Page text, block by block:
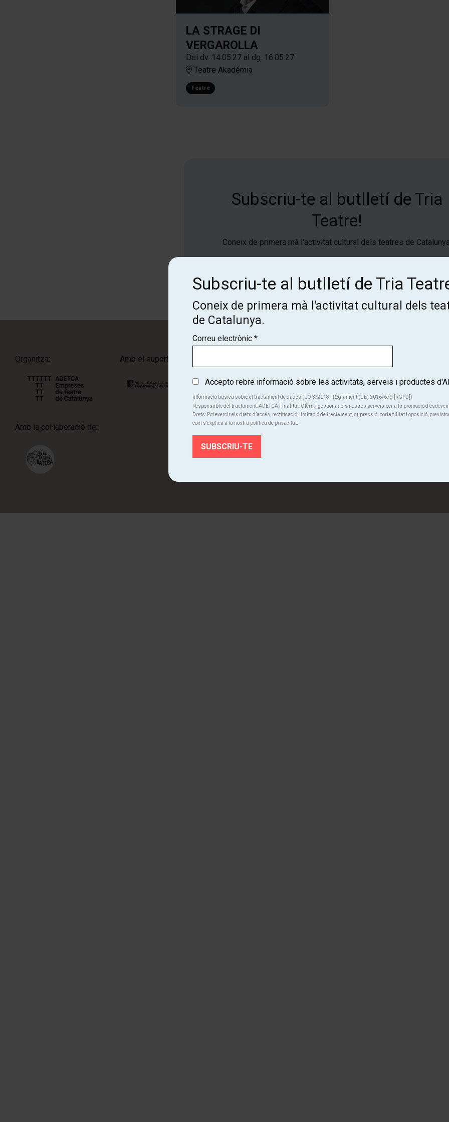
LA STRAGE DI
VERGAROLLA
Del dv. 14.05.27 al dg. 16.05.27
Teatre Akadèmia
Teatre
Subscriu-te al butlletí de Tria
Teatre!
Coneix de primera mà l'activitat cultural dels teatres de
Organitza: Amb el suport de:
Amb la col·laboració de:
Subscriu-te al butlletí de Tria
Coneix de primera mà l'activitat cultural dels
de Catalunya.
Correu electrònic *
Accepto rebre informació sobre les activitats, serveis i productes
Informació bàsica sobre el tractament de dades (LO 3/2018 i Reglament (UE) 2016/679 ]RGPD])
Responsable del tractament: ADETCA Finalitat: Oferir i gestionar els nostres serveis per a la promoció
Drets: Pot exercir els drets d’accés, rectificació, limitació de tractament, supressió, portabilitat i oposició, previstos
com s’explica a la nostra política de privacitat.